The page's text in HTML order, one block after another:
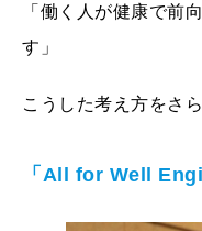
「働く人が健康で前
す」
こうした考え方をさ
「All for Well